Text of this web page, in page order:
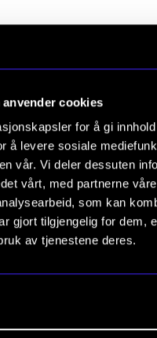
cookies
for å gi
å levere sosiale
vår. Vi deler dessuten
vårt, med partnerne
som kan
gjort tilgjengelig for dem,
av tjenestene deres.
Ingfrid Breie
din sköna tid förflutit
Live Maria Roggen
med Trondheim
Live Maria Roggen,